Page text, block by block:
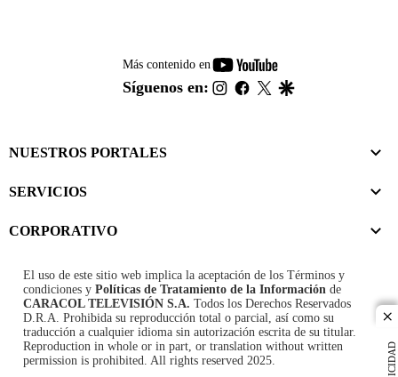
Más contenido en
youtube-
footer
Síguenos en: instagram
facebook
twitter
NUESTROS PORTALES
SERVICIOS
CORPORATIVO
El uso de este sitio web implica la aceptación de los Términos y
condiciones y Políticas de Tratamiento de la Información de
CARACOL TELEVISIÓN S.A. Todos los Derechos Reservados
D.R.A. Prohibida su reproducción total o parcial, así como su
traducción a cualquier idioma sin autorización escrita de su titular.
Reproduction in whole or in part, or translation without written
permission is prohibited. All rights reserved 2025.